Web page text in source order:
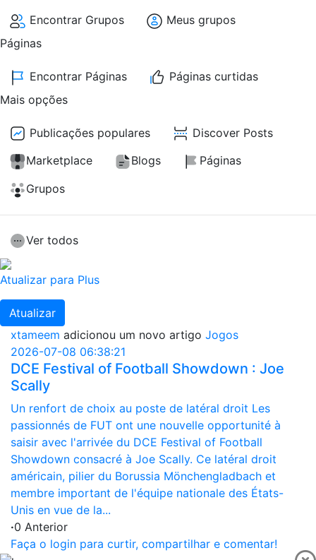
Encontrar Grupos
Meus grupos
Páginas
Encontrar Páginas
Páginas curtidas
Mais opções
Publicações populares
Discover Posts
Marketplace
Blogs
Páginas
Grupos
Ver todos
Atualizar para Plus
Atualizar
xtameem adicionou um novo artigo Jogos
2026-07-08 06:38:21
DCE Festival of Football Showdown : Joe
Scally
Un renfort de choix au poste de latéral droit Les
passionnés de FUT ont une nouvelle opportunité à
saisir avec l'arrivée du DCE Festival of Football
Showdown consacré à Joe Scally. Ce latéral droit
américain, pilier du Borussia Mönchengladbach et
membre important de l'équipe nationale des États-
Unis en vue de la...
·0 Anterior
Faça o login para curtir, compartilhar e comentar!